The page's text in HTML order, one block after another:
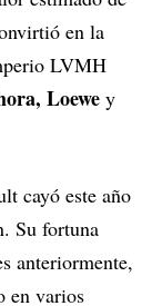
en la
LVMH
Loewe y
cayó este año
Su fortuna
anteriormente,
en varios